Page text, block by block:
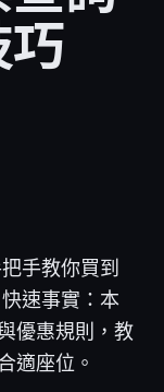
手教你買到
速事實：本
優惠規則，教
適座位。